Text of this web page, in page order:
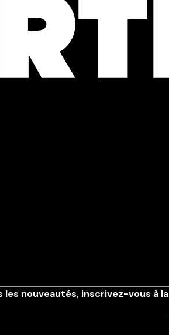
les nouveautés, inscrivez-vous à la